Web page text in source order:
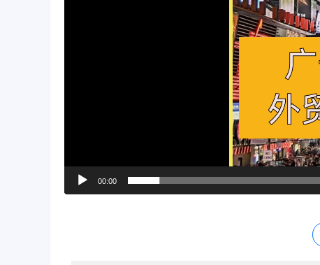
00:00